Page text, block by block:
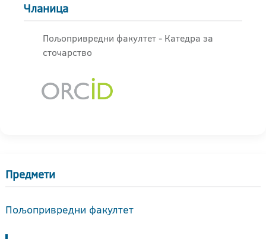
Чланица
Пољопривредни факултет - Катедра за
сточарство
Предмети
Пољопривредни факултет